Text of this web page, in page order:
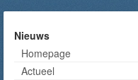
Nieuws
Homepage
Actueel